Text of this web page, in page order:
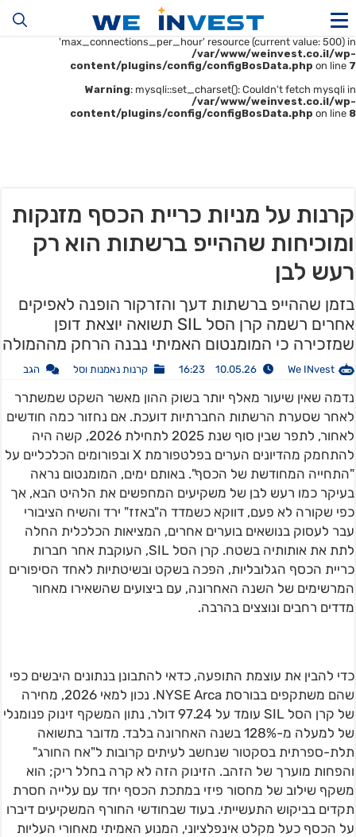
Warning
: mysqli::__construct(): (HY000/1226): User
'u414896523_maofData' has exceeded the
'max_connections_per_hour' resource (current value: 500) in
/var/www/weinvest.co.il/wp-
content/plugins/config/configBosData.php on line 7
Warning: mysqli::set_charset(): Couldn't fetch mysqli in
/var/www/weinvest.co.il/wp-
content/plugins/config/configBosData.php on line 8
קרנות על מניות כריית הכסף מזנקות
ומוכיחות שההייפ ברשתות הוא רק
רעש לבן
בזמן שההייפ ברשתות דעך והזרקור הופנה לאפיקים
אחרים רשמה קרן הסל SIL תשואה יוצאת דופן
שמזכירה כי המומנטום האמיתי נבנה הרחק מההמולה
We INvest
10.05.26 16:23 קרנות נאמנות וסל הגב
נדמה שאין שיעור מאלף יותר בשוק ההון מאשר השקט שמשתרר
לאחר שסערת הרשתות החברתיות דועכת. אם נחזור כמה חודשים
לאחור, לתפר שבין סוף שנת 2025 לתחילת 2026, קשה היה
להתחמק מהדיונים הערים בפלטפורמת X ובפורומים הכלכליים על
"התחייה המחודשת של הכסף". באותם ימים, המומנטום נראה
בעיקר כמו רעש לבן של משקיעים המחפשים את הלהיט הבא, אך
כפי שקורה לא פעם, דווקא כשמדד ה"באזז" ירד והשיח הציבורי
עבר לעסוק בנושאים בוערים אחרים, המציאות הכלכלית החלה
לתת את אותותיה בשטח. קרן הסל SIL, העוקבת אחר חברות
כריית הכסף הגלובליות, הפכה בשקט ובשיטתיות לאחד הסיפורים
המרשימים של השנה האחרונה, עם ביצועים שהשאירו מאחור
מדדים רחבים ונוצצים בהרבה.
כדי להבין את עוצמת התופעה, כדאי להתבונן בנתונים היבשים כפי
שהם משתקפים בבורסת NYSE Arca. נכון למאי 2026, מחירה
של קרן הסל SIL עומד על 97.24 דולר, נתון המשקף זינוק פנומנלי
של למעלה מ-128% בשנה האחרונה בלבד. מדובר בתשואה
תלת-ספרתית בסקטור שנחשב לעיתים קרובות ל"אח החורג"
והפחות מוערך של הזהב. הזינוק הזה לא קרה בחלל ריק; הוא
משקף שילוב של מחסור פיזי במתכת הכסף יחד עם עלייה חסרת
תקדים בביקוש התעשייתי. בעוד שבחודשי החורף המשקיעים דיברו
על הכסף כעל מקלט אינפלציוני, המנוע האמיתי מאחורי העליות